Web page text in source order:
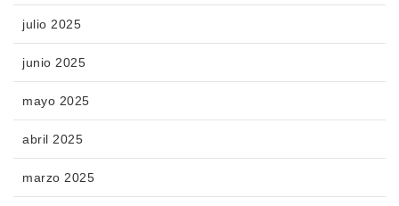
julio 2025
junio 2025
mayo 2025
abril 2025
marzo 2025